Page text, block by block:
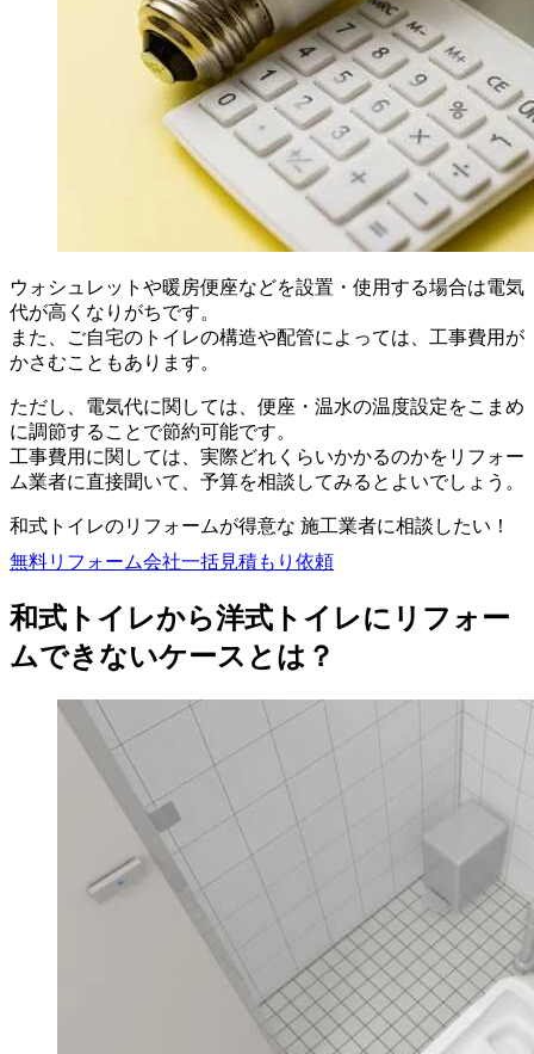
ウォシュレットや暖房便座などを設置・使用する場合は電気
代が高くなりがちです。
また、ご自宅のトイレの構造や配管によっては、工事費用が
かさむこともあります。
ただし、電気代に関しては、便座・温水の温度設定をこまめ
に調節することで節約可能です。
工事費用に関しては、実際どれくらいかかるのかをリフォー
ム業者に直接聞いて、予算を相談してみるとよいでしょう。
和式トイレのリフォームが得意な 施工業者に相談したい！
無料リフォーム会社一括見積もり依頼
和式トイレから洋式トイレにリフォー
ムできないケースとは？